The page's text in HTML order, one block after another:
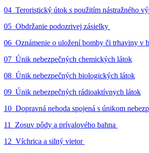
04_Teroristický útok s použitím nástražného
05_Obdržanie podozrivej zásielky
06_Oznámenie o uložení bomby či trhaviny v
07_Únik nebezpečných chemických látok
08_Únik nebezpečných biologických látok
09_Únik nebezpečných rádioaktívnych látok
10_Dopravná nehoda spojená s únikom
11_Zosuv pôdy a prívalového bahna
12_Víchrica a silný vietor